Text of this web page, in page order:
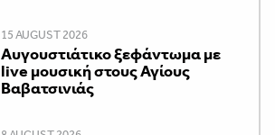
15 AUGUST 2026
Αυγουστιάτικο ξεφάντωμα με
live μουσική στους Αγίους
Βαβατσινιάς